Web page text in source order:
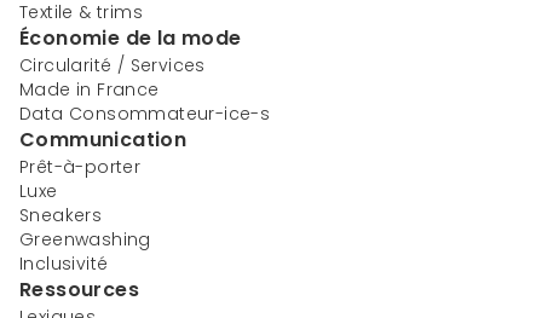
Textile & trims
Économie de la mode
Circularité / Services
Made in France
Data Consommateur-ice-s
Communication
Prêt-à-porter
Luxe
Sneakers
Greenwashing
Inclusivité
Ressources